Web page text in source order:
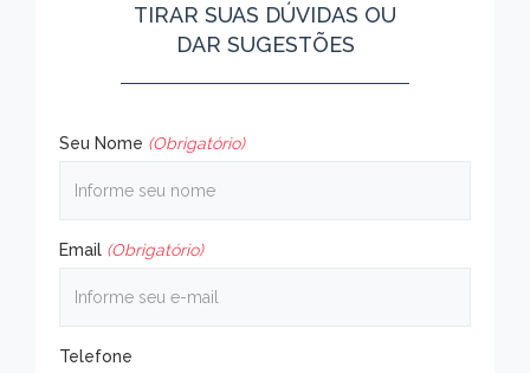
TIRAR SUAS DÚVIDAS OU
DAR SUGESTÕES
Seu Nome (Obrigatório)
Email (Obrigatório)
Telefone